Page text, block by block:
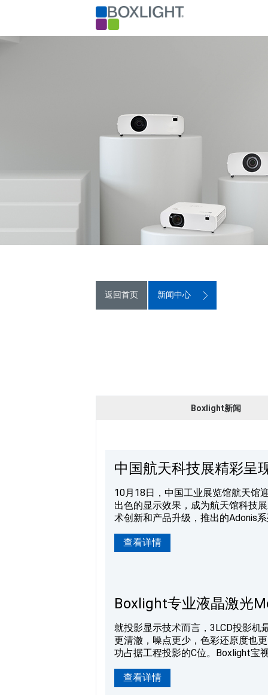
返回首页 新闻中心
Boxlight新闻
中国航天科技展精彩呈
10月18日，中国工业展览馆航天馆
出色的显示效果，成为航天馆科技展示的重要助力，为
术创新和产品升级，推出的Adonis
览馆航天馆，Adonis系列激光投影
列激光投影机都能以饱满的色彩和
查看详情
Boxlight专业液晶激光
就投影显示技术而言，3LCD投影机
更清澈，噪点更少，色彩还原度也
功占据工程投影的C位。Boxlight宝
20,000小时长寿命高亮画面，原生
滤网密闭冷却方式，“低噪音”和“
查看详情